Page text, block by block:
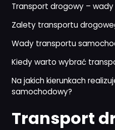
Transport drogowy –
Zalety transportu
Wady transportu
Kiedy warto wybrać
Na jakich kierunkach
samochodowy?
Transport